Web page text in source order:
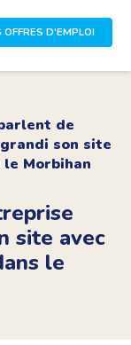
OFFRES D'EMPLOI
de
son site
le Morbihan
site avec
le